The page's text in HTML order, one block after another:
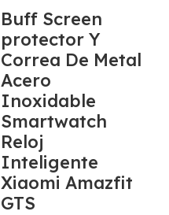
Buff Screen
protector Y
Correa De Metal
Acero
Inoxidable
Smartwatch
Reloj
Inteligente
Xiaomi Amazfit
GTS